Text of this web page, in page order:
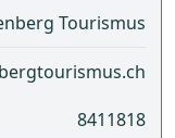
Tourismus
8411818